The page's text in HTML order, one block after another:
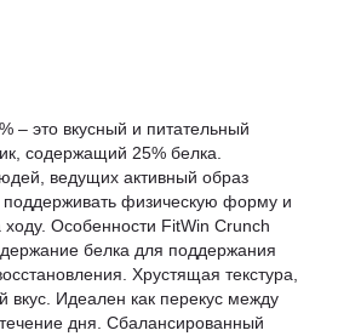
– это вкусный и питательный
содержащий 25% белка.
ведущих активный образ
физическую форму и
ходу. Особенности FitWin Crunch
белка для поддержания
Хрустящая текстура,
Идеален как перекус между
дня. Сбалансированный